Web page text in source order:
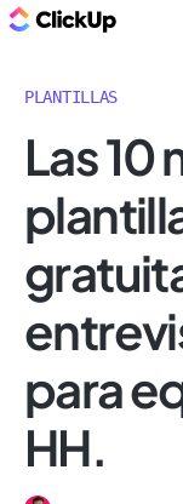
PLANTILLAS
Las 10
para
HH.